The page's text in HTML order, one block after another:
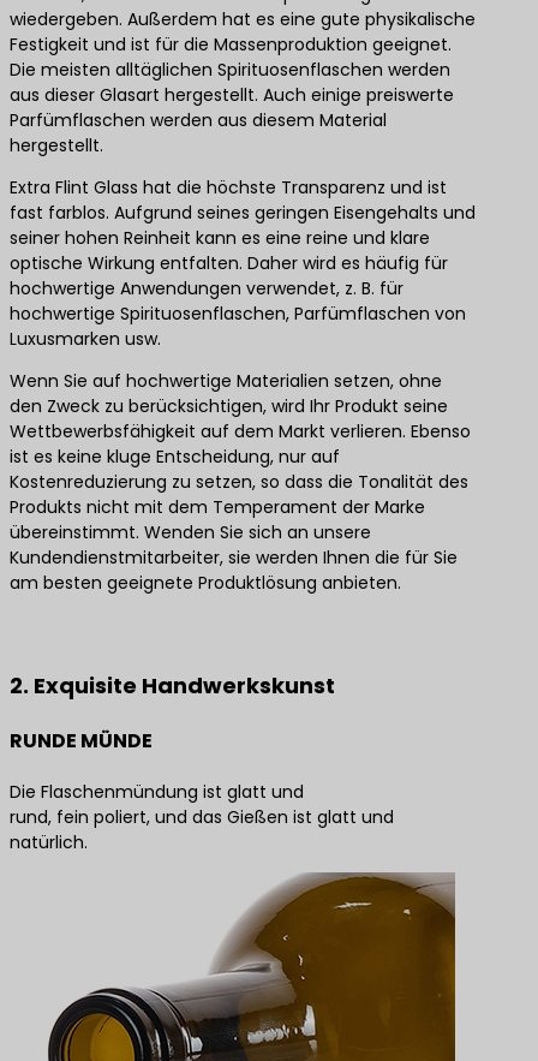
wiedergeben. Außerdem hat es eine gute physikalische
Festigkeit und ist für die Massenproduktion geeignet.
Die meisten alltäglichen Spirituosenflaschen werden
aus dieser Glasart hergestellt. Auch einige preiswerte
Parfümflaschen werden aus diesem Material
hergestellt.
Extra Flint Glass hat die höchste Transparenz und ist
fast farblos. Aufgrund seines geringen Eisengehalts und
seiner hohen Reinheit kann es eine reine und klare
optische Wirkung entfalten. Daher wird es häufig für
hochwertige Anwendungen verwendet, z. B. für
hochwertige Spirituosenflaschen, Parfümflaschen von
Luxusmarken usw.
Wenn Sie auf hochwertige Materialien setzen, ohne
den Zweck zu berücksichtigen, wird Ihr Produkt seine
Wettbewerbsfähigkeit auf dem Markt verlieren. Ebenso
ist es keine kluge Entscheidung, nur auf
Kostenreduzierung zu setzen, so dass die Tonalität des
Produkts nicht mit dem Temperament der Marke
übereinstimmt. Wenden Sie sich an unsere
Kundendienstmitarbeiter, sie werden Ihnen die für Sie
am besten geeignete Produktlösung anbieten.
2. Exquisite Handwerkskunst
RUNDE MÜNDE
Die Flaschenmündung ist glatt und
rund, fein poliert, und das Gießen ist glatt und
natürlich.